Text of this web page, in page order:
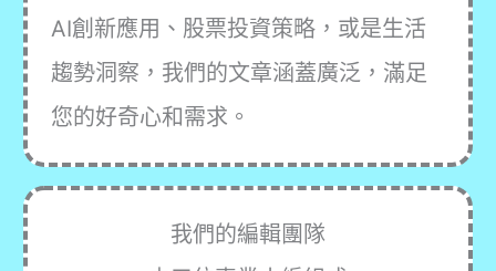
AI創新應用、股票投資策略，或是生活
趨勢洞察，我們的文章涵蓋廣泛，滿足
您的好奇心和需求。
我們的編輯團隊